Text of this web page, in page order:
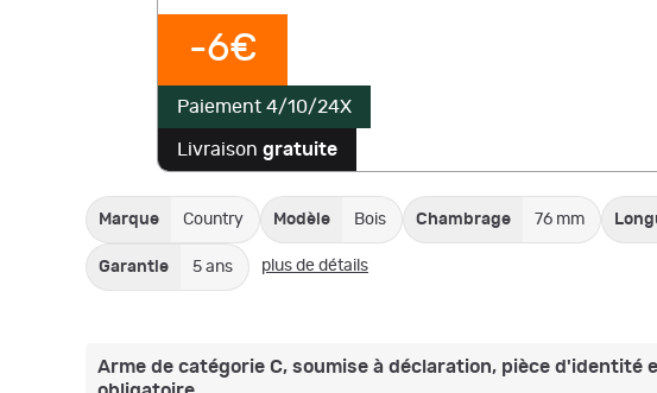
-6€
Paiement 4/10/24X
Livraison gratuite
Marque Country Modèle Bois Chambrage 76 mm
Garantie 5 ans plus de détails
Arme de catégorie C, soumise à déclaration, pièce